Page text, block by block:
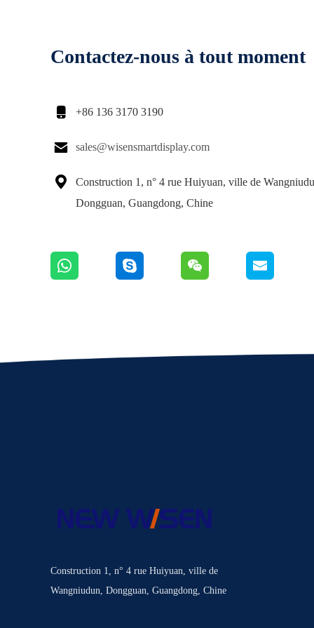
Contactez-nous à tout moment
 +86 136 3170 3190
 sales@wisensmartdisplay.com

Construction 1, n° 4 rue Huiyuan, ville de
Dongguan, Guangdong, Chine
Construction 1, n° 4 rue Huiyuan, ville de
Wangniudun, Dongguan, Guangdong, Chine